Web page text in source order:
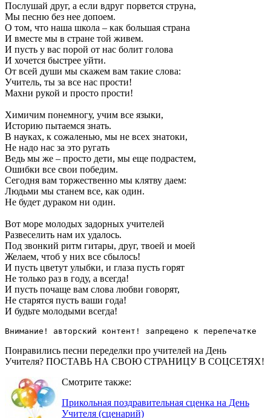
Послушай друг, а если вдруг порвется струна,
Мы песню без нее допоем.
О том, что наша школа – как большая страна
И вместе мы в стране той живем.
И пусть у вас порой от нас болит голова
И хочется быстрее уйти.
От всей души мы скажем вам такие слова:
Учитель, ты за все нас прости!
Махни рукой и просто прости!
Химичим понемногу, учим все языки,
Историю пытаемся знать.
В науках, к сожаленью, мы не всех знатоки,
Не надо нас за это ругать
Ведь мы же – просто дети, мы еще подрастем,
Ошибки все свои победим.
Сегодня вам торжественно мы клятву даем:
Людьми мы станем все, как один.
Не будет дураком ни один.
Вот море молодых задорных учителей
Развеселить нам их удалось.
Под звонкий ритм гитары, друг, твоей и моей
Желаем, чтоб у них все сбылось!
И пусть цветут улыбки, и глаза пусть горят
Не только раз в году, а всегда!
И пусть почаще вам слова любви говорят,
Не старятся пусть ваши года!
И будьте молодыми всегда!
Внимание! авторский контент! запрещено к перепечатке
Понравились песни переделки про учителей на День
Учителя? ПОСТАВЬ НА СВОЮ СТРАНИЦУ В СОЦСЕТЯХ!
Смотрите также:
Прикольная поздравительная сценка на День
Учителя (сценарий)